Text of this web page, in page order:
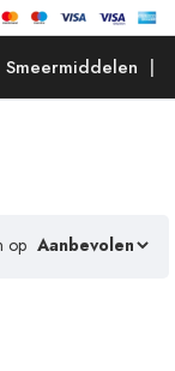
Smeermiddelen
op